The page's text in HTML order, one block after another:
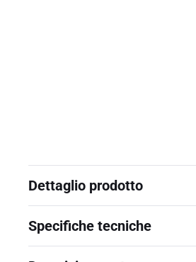
Dettaglio prodotto
Specifiche tecniche